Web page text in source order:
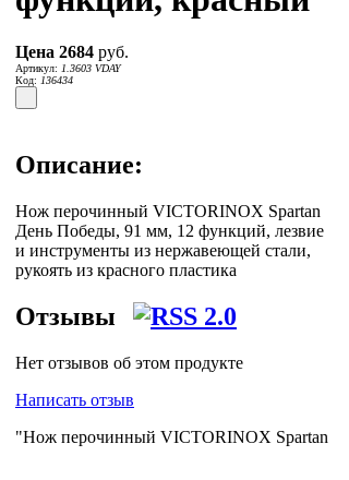
Цена 2684 руб.
Артикул: 1.3603 VDAY
Код: 136434
Описание:
Нож перочинный VICTORINOX Spartan
День Победы, 91 мм, 12 функций, лезвие
и инструменты из нержавеющей стали,
рукоять из красного пластика
Отзывы
Нет отзывов об этом продукте
Написать отзыв
"Нож перочинный VICTORINOX Spartan